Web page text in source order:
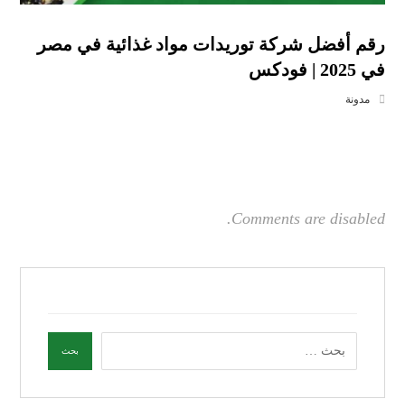
رقم أفضل شركة توريدات مواد غذائية في مصر
في 2025 | فودكس
مدونة
Comments are disabled.